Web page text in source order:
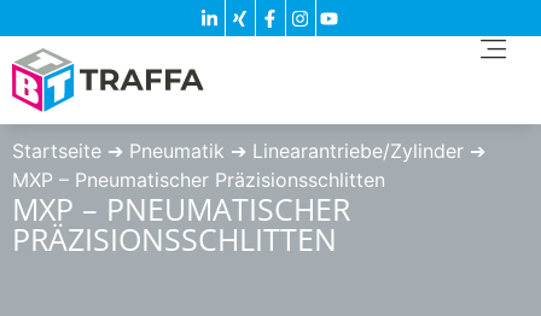
Startseite ➔ Pneumatik ➔ Linearantriebe/Zylinder ➔
MXP – Pneumatischer Präzisionsschlitten
MXP – PNEUMATISCHER
PRÄZISIONSSCHLITTEN